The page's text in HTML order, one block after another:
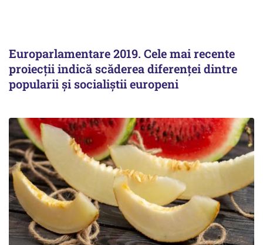
Europarlamentare 2019. Cele mai recente
proiecţii indică scăderea diferenţei dintre
popularii şi socialiştii europeni